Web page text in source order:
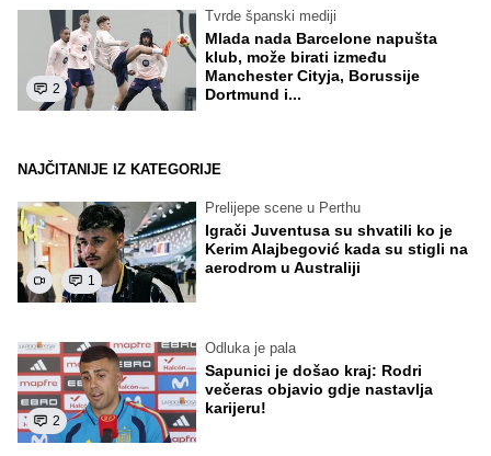
2
Tvrde španski mediji
Mlada nada Barcelone napušta
klub, može birati između
Manchester Cityja, Borussije
Dortmund i...
NAJČITANIJE IZ KATEGORIJE
1
Prelijepe scene u Perthu
Igrači Juventusa su shvatili ko je
Kerim Alajbegović kada su stigli na
aerodrom u Australiji
2
Odluka je pala
Sapunici je došao kraj: Rodri
večeras objavio gdje nastavlja
karijeru!